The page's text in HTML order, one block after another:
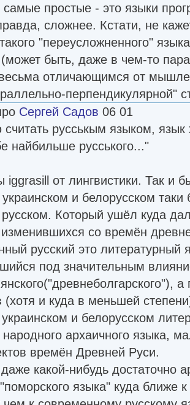
простые - это языки
сложнее. Кстати, не
"переусложненного"
быть, даже в чем-то
отличающимся от
перпендикулярной"
Сергей Садов 06 01
русськым языком, язык
найбильше русського..."
iggrasill от лингвистики. Так и
и белорусском
Который ушёл куда
со времён
русский это литературный
под значительным
(хотя и куда в меньшей
и белорусском
архаичного языка,
времён Древней Руси.
какой-нибудь достаточно
языка" куда ближе